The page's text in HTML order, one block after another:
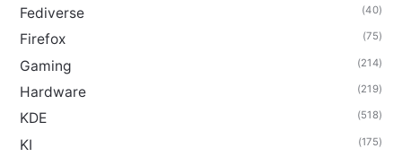
Fediverse (40)
Firefox (75)
Gaming (214)
Hardware (219)
KDE (518)
KI (175)